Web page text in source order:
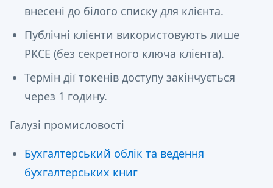
внесені до білого списку для клієнта.
Публічні клієнти використовують лише
PKCE (без секретного ключа клієнта).
Термін дії токенів доступу закінчується
через 1 годину.
Галузі промисловості
Бухгалтерський облік та ведення
бухгалтерських книг